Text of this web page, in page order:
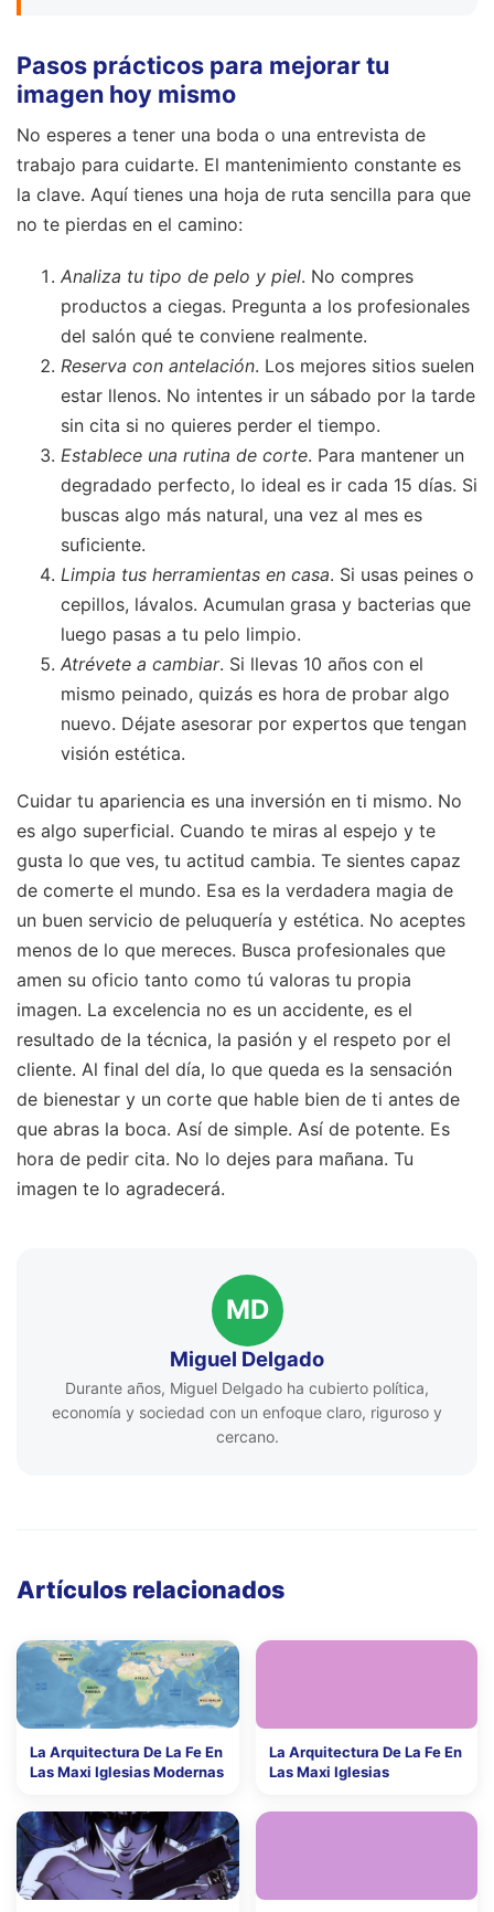
Pasos prácticos para mejorar tu
imagen hoy mismo
No esperes a tener una boda o una entrevista de
trabajo para cuidarte. El mantenimiento constante es
la clave. Aquí tienes una hoja de ruta sencilla para que
no te pierdas en el camino:
Analiza tu tipo de pelo y piel. No compres
productos a ciegas. Pregunta a los profesionales
del salón qué te conviene realmente.
Reserva con antelación. Los mejores sitios suelen
estar llenos. No intentes ir un sábado por la tarde
sin cita si no quieres perder el tiempo.
Establece una rutina de corte. Para mantener un
degradado perfecto, lo ideal es ir cada 15 días. Si
buscas algo más natural, una vez al mes es
suficiente.
Limpia tus herramientas en casa. Si usas peines o
cepillos, lávalos. Acumulan grasa y bacterias que
luego pasas a tu pelo limpio.
Atrévete a cambiar. Si llevas 10 años con el
mismo peinado, quizás es hora de probar algo
nuevo. Déjate asesorar por expertos que tengan
visión estética.
Cuidar tu apariencia es una inversión en ti mismo. No
es algo superficial. Cuando te miras al espejo y te
gusta lo que ves, tu actitud cambia. Te sientes capaz
de comerte el mundo. Esa es la verdadera magia de
un buen servicio de peluquería y estética. No aceptes
menos de lo que mereces. Busca profesionales que
amen su oficio tanto como tú valoras tu propia
imagen. La excelencia no es un accidente, es el
resultado de la técnica, la pasión y el respeto por el
cliente. Al final del día, lo que queda es la sensación
de bienestar y un corte que hable bien de ti antes de
que abras la boca. Así de simple. Así de potente. Es
hora de pedir cita. No lo dejes para mañana. Tu
imagen te lo agradecerá.
MD
Miguel Delgado
Durante años, Miguel Delgado ha cubierto política,
economía y sociedad con un enfoque claro, riguroso y
cercano.
Artículos relacionados
La Arquitectura De La Fe En
Las Maxi Iglesias Modernas
La Arquitectura De La Fe En
Las Maxi Iglesias